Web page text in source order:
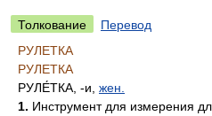
Толкование
Перевод
РУЛЕТКА
РУЛЕТКА
РУЛЕ́ТКА , -и, жен.
1. Инструмент для измерения